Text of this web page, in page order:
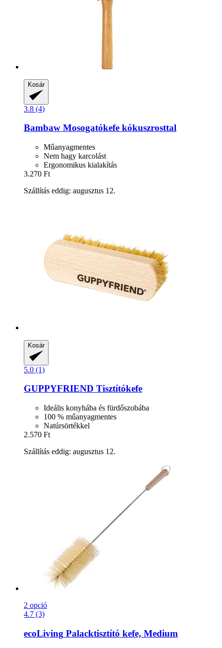
Kosár
3.8 (4)
Bambaw Mosogatókefe kókuszrosttal
Műanyagmentes
Nem hagy karcolást
Ergonomikus kialakítás
3.270 Ft
Szállítás eddig: augusztus 12.
Kosár
5.0 (1)
GUPPYFRIEND Tisztítókefe
Ideális konyhába és fürdőszobába
100 % műanyagmentes
Natúrsörtékkel
2.570 Ft
Szállítás eddig: augusztus 12.
2 opció
4.7 (3)
ecoLiving Palacktisztító kefe, Medium